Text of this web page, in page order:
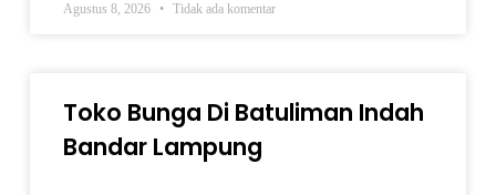
Agustus 8, 2026 Tidak ada komentar
Toko Bunga Di Batuliman Indah
Bandar Lampung